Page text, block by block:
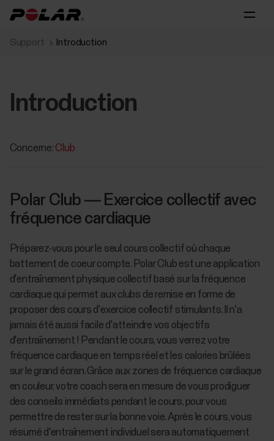
Support Introduction
Introduction
Concerne: Club
Polar Club — Exercice collectif avec
fréquence cardiaque
Préparez-vous pour le seul cours collectif où chaque
battement de coeur compte. Polar Club est une application
d'entraînement physique collectif basé sur la fréquence
cardiaque qui permet aux clubs de remise en forme de
proposer des cours d'exercice collectif stimulants. Il n'a
jamais été aussi facile d'atteindre vos objectifs
d'entraînement ! Pendant le cours, vous verrez votre
fréquence cardiaque en temps réel et les calories brûlées
sur le grand écran. Grâce aux zones de fréquence cardiaque
en couleur, votre coach sera en mesure de vous prodiguer
des conseils immédiats pendant le cours, pour vous
permettre de rester sur la bonne voie. Après le cours, vous
résumé d'entraînement individuel sera automatiquement